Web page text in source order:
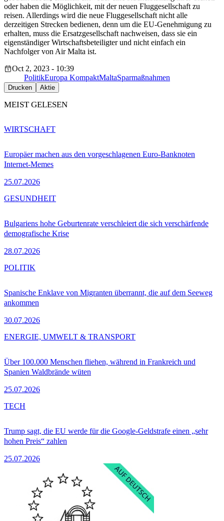
oder haben die Möglichkeit, mit der neuen Fluggesellschaft zu
reisen. Allerdings wird die neue Fluggesellschaft nicht alle
derzeitigen Strecken bedienen, denn um die EU-Genehmigung zu
erhalten, muss die Ersatzgesellschaft nachweisen, dass sie ein
eigenständiger Wirtschaftsbeteiligter und nicht einfach ein
Nachfolger von Air Malta ist.
Oct 2, 2023 - 10:39
PolitikEuropa KompaktMaltaSparmaßnahmen
Drucken Aktie
MEIST GELESEN
Europäer machen aus den vorgeschlagenen Euro-Banknoten
Internet-Memes
25.07.2026
WIRTSCHAFT
Bulgariens hohe Geburtenrate verschleiert die sich verschärfende
demografische Krise
28.07.2026
GESUNDHEIT
Spanische Enklave von Migranten überrannt, die auf dem Seeweg
ankommen
30.07.2026
POLITIK
Über 100.000 Menschen fliehen, während in Frankreich und
Spanien Waldbrände wüten
25.07.2026
ENERGIE, UMWELT & TRANSPORT
Trump sagt, die EU werde für die Google-Geldstrafe einen „sehr
hohen Preis“ zahlen
25.07.2026
TECH